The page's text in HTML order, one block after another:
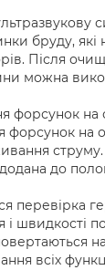
бруду,
Після
можна
форсунок на
форсунок на
до
перевірка
швидкості
всіх